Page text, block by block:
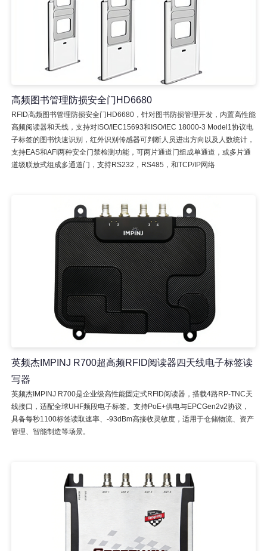
高频图书管理防损安全门HD6680
RFID高频图书管理防损安全门HD6680，针对图书防损管理开发，内置高性能
高频阅读器和天线，支持对ISO/IEC15693和ISO/IEC 18000-3 Model1协议电
子标签的图书快速识别，红外识别传感器可判断人员进出方向以及人数统计，
支持EAS和AFI两种安全门禁检测功能，可两片通道门组成单通道，或多片通
道级联放式组成多通道门，支持RS232，RS485，和TCP/IP网络
英频杰IMPINJ R700超高频RFID阅读器四天线电子标签读
写器
英频杰IMPINJ R700是企业级高性能固定式RFID阅读器，搭载4路RP-TNC天
线接口，适配全球UHF频段电子标签。支持PoE+供电与EPCGen2v2协议，
具备每秒1100标签读取速率、-93dBm高接收灵敏度，适用于仓储物流、资产
管理、智能制造等场景。